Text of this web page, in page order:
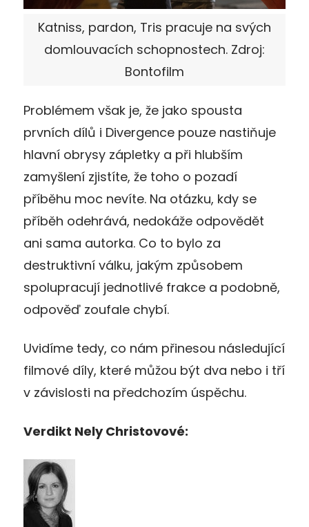
Katniss, pardon, Tris pracuje na svých
domlouvacích schopnostech. Zdroj:
Bontofilm
Problémem však je, že jako spousta
prvních dílů i Divergence pouze nastiňuje
hlavní obrysy zápletky a při hlubším
zamyšlení zjistíte, že toho o pozadí
příběhu moc nevíte. Na otázku, kdy se
příběh odehrává, nedokáže odpovědět
ani sama autorka. Co to bylo za
destruktivní válku, jakým způsobem
spolupracují jednotlivé frakce a podobně,
odpověď zoufale chybí.
Uvidíme tedy, co nám přinesou následující
filmové díly, které můžou být dva nebo i tří
v závislosti na předchozím úspěchu.
Verdikt Nely Christovové: